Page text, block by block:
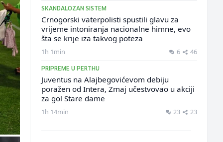
SKANDALOZAN SISTEM
Crnogorski vaterpolisti spustili glavu za
vrijeme intoniranja nacionalne himne, evo
šta se krije iza takvog poteza
1h 1min 6 46
PRIPREME U PERTHU
Juventus na Alajbegovićevom debiju
poražen od Intera, Zmaj učestvovao u akciji
za gol Stare dame
1h 14min 23 23